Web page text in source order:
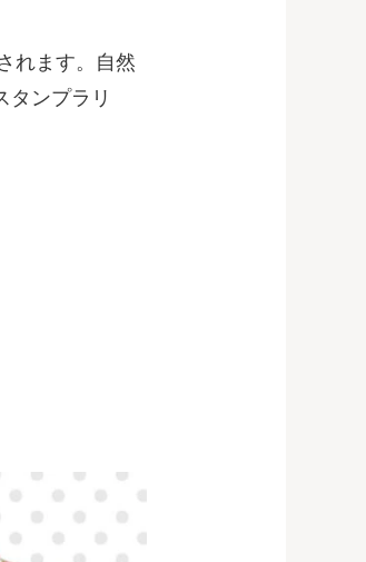
れます。自然
タンプラリ